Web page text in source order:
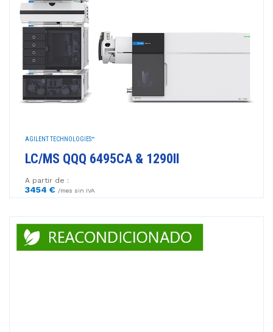
AGILENT TECHNOLOGIES™
LC/MS QQQ 6495CA & 1290II
A partir de :
3454 € /mes sin IVA